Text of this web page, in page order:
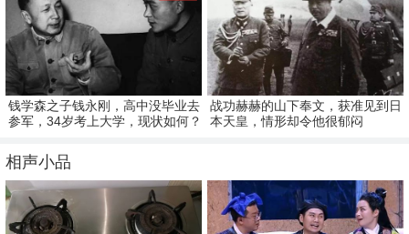
钱学森之子钱永刚，高中没毕业去
参军，34岁考上大学，现状如何？
战功赫赫的山下奉文，获准见到日
本天皇，情形却令他很郁闷
相声小品